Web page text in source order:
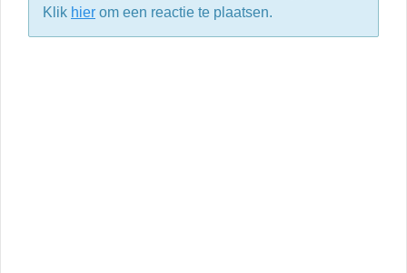
Klik hier om een reactie te plaatsen.